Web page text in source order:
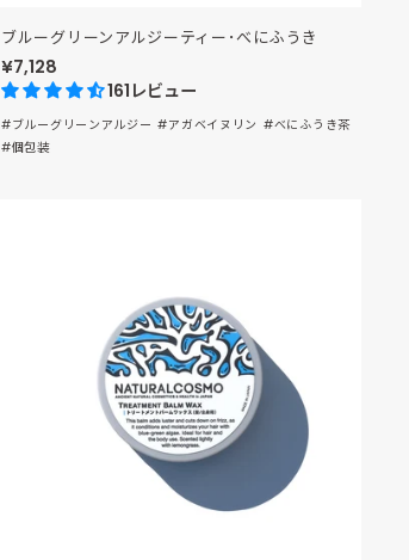
ブルーグリーンアルジーティー･べにふうき
¥7,128
161レビュー
#ブルーグリーンアルジー #アガベイヌリン #べにふうき茶
#個包装